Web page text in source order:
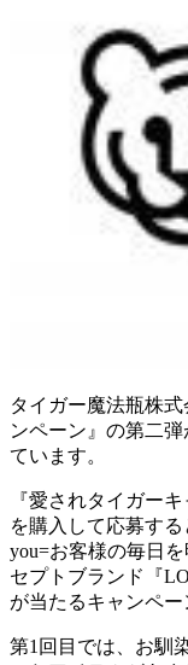
タイガー魔法瓶株
ンペーン』の第二
ています。
『愛されタイガー
を購入して応募す
you=お客様の毎日
セプトブランド『
が当たるキャンペー
第1回目では、お馴